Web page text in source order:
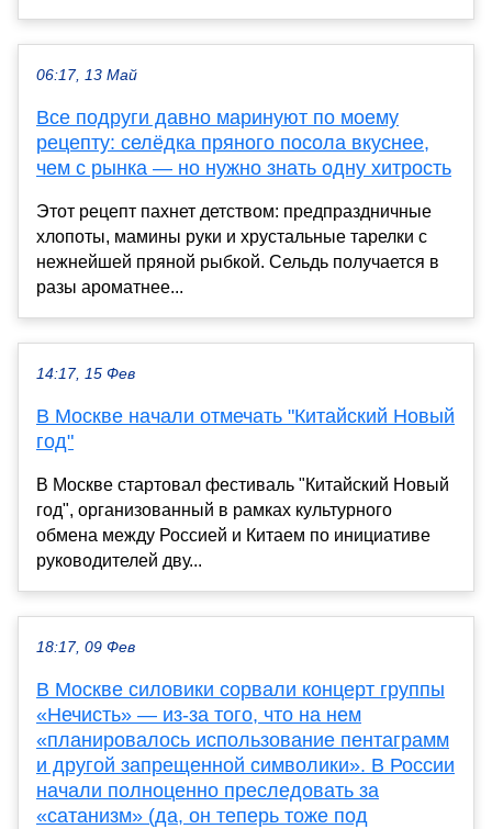
06:17, 13 Май
Все подруги давно маринуют по моему
рецепту: селёдка пряного посола вкуснее,
чем с рынка — но нужно знать одну хитрость
Этот рецепт пахнет детством: предпраздничные
хлопоты, мамины руки и хрустальные тарелки с
нежнейшей пряной рыбкой. Сельдь получается в
разы ароматнее...
14:17, 15 Фев
В Москве начали отмечать "Китайский Новый
год"
В Москве стартовал фестиваль "Китайский Новый
год", организованный в рамках культурного
обмена между Россией и Китаем по инициативе
руководителей дву...
18:17, 09 Фев
В Москве силовики сорвали концерт группы
«Нечисть» — из-за того, что на нем
«планировалось использование пентаграмм
и другой запрещенной символики». В России
начали полноценно преследовать за
«сатанизм» (да, он теперь тоже под